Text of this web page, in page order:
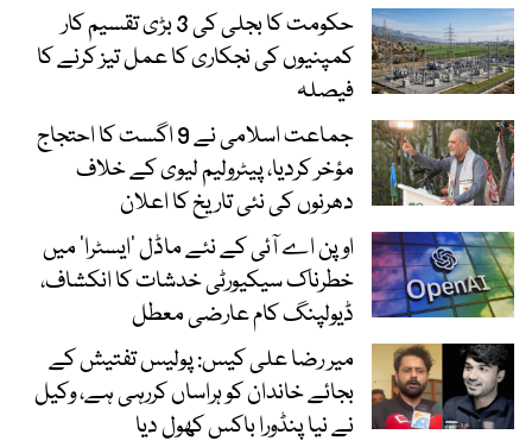
حکومت کا بجلی کی 3 بڑی تقسیم کار
کمپنیوں کی نجکاری کا عمل تیز کرنے کا
فیصلہ
جماعت اسلامی نے 9 اگست کا احتجاج
مؤخر کردیا، پیٹرولیم لیوی کے خلاف
دھرنوں کی نئی تاریخ کا اعلان
اوپن اے آئی کے نئے ماڈل ’ایسٹرا‘ میں
خطرناک سیکیورٹی خدشات کا انکشاف،
ڈیولپنگ کام عارضی معطل
میر رضا علی کیس: پولیس تفتیش کے
بجائے خاندان کو ہراساں کررہی ہے، وکیل
نے نیا پنڈورا باکس کھول دیا